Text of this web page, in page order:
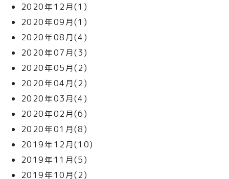
2020年12月(1)
2020年09月(1)
2020年08月(4)
2020年07月(3)
2020年05月(2)
2020年04月(2)
2020年03月(4)
2020年02月(6)
2020年01月(8)
2019年12月(10)
2019年11月(5)
2019年10月(2)